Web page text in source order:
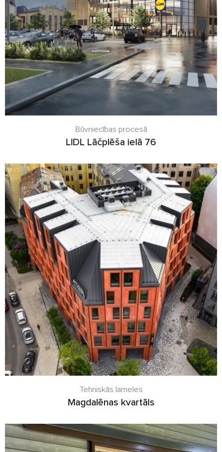
Būvniecības procesā
LIDL Lāčplēša ielā 76
Tehniskās lameles
Magdalēnas kvartāls